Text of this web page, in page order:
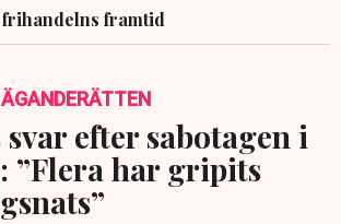
frihandelns framtid
svar efter sabotagen i
”Flera har gripits